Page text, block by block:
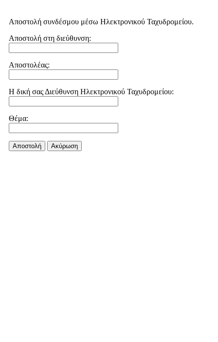
Αποστολή συνδέσμου μέσω Ηλεκτρονικού Ταχυδρομείου.
Αποστολή στη διεύθυνση:
Αποστολέας:
Η δική σας Διεύθυνση Ηλεκτρονικού Ταχυδρομείου:
Θέμα:
Αποστολή Aκύρωση